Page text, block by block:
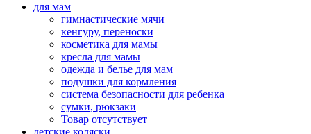
для мам
гимнастические мячи
кенгуру, переноски
косметика для мамы
кресла для мамы
одежда и белье для мам
подушки для кормления
система безопасности для ребенка
сумки, рюкзаки
Товар отсутствует
детские коляски